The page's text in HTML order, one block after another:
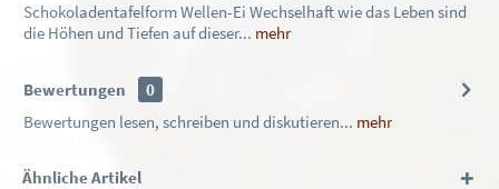
Schokoladentafelform Wellen-Ei Wechselhaft wie das Leben sind
die Höhen und Tiefen auf dieser... mehr
Bewertungen
0
Bewertungen lesen, schreiben und diskutieren... mehr
Ähnliche Artikel